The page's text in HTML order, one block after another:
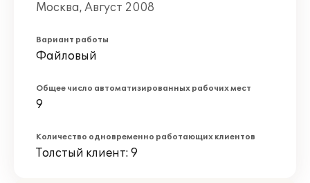
Москва, Август 2008
Вариант работы
Файловый
Общее число автоматизированных рабочих мест
9
Количество одновременно работающих клиентов
Толстый клиент: 9